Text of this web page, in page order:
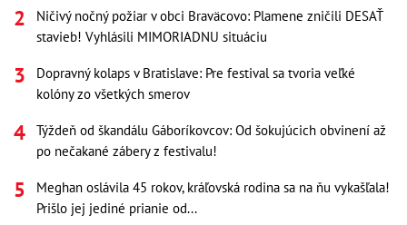
Ničivý nočný požiar v obci Braväcovo: Plamene zničili DESAŤ
stavieb! Vyhlásili MIMORIADNU situáciu
Dopravný kolaps v Bratislave: Pre festival sa tvoria veľké
kolóny zo všetkých smerov
Týždeň od škandálu Gáboríkovcov: Od šokujúcich obvinení až
po nečakané zábery z festivalu!
Meghan oslávila 45 rokov, kráľovská rodina sa na ňu vykašľala!
Prišlo jej jediné prianie od...